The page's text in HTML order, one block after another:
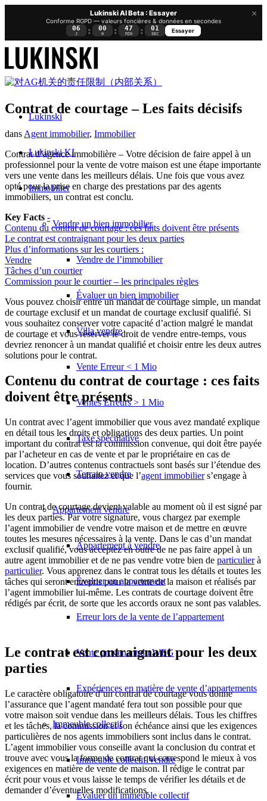
×
Lukinski AI Beta : Essayer
Conforme RGPD — valeurs foncières & données en secondes
06
J : 00
H : 47
MIN : 01
SEC
Essayer
Lukinski
Lukinski KI
Immobilier
Vendre un bien immobilier
Vendre de l’immobilier
Évaluer un bien immobilier
Villa vendre
Vente Erreur < 1 Mio
Ventes Erreurs > 1 Mio
Taxe spéculative
Terrain vendre
Appartementvendre
Appartement à vendre
Évaluer un appartement
Erreur lors de la vente de l’appartement
Vente provenant du WEG
Expériences en matière de vente d’appartements
Immeuble collectif
Immeuble collectif Vendre
Évaluer un immeuble collectif
Contrat de courtage – Les faits décisifs
dans Agent immobilier, Immobilier
Contrat d’agence immobilière – Votre décision de faire appel à un
professionnel pour la vente de votre maison est une étape importante
vers une vente dans les meilleurs délais. Une fois que vous avez
opté pour la prise en charge des prestations par des agents
immobiliers, un contrat est conclu.
Key Facts -
Contenu du contrat de courtage : ces faits doivent être présents
Le contrat est contraignant pour les deux parties
Plus d’informations sur les courtiers :
Vendre
Tâches d’un courtier
Commission pour le courtier – les principales règles
Vous pouvez choisir entre un mandat de courtage simple, un mandat
de courtage exclusif et un mandat de courtage exclusif qualifié. Si
vous souhaitez conserver votre capacité d’action malgré le mandat
de courtage et vous réserver le droit de vendre entre-temps, vous
devriez renoncer à un mandat qualifié et choisir entre les deux autres
solutions pour le contrat.
Contenu du contrat de courtage : ces faits
doivent être présents
Un contrat avec l’agent immobilier que vous avez mandaté explique
en détail tous les droits et obligations des deux parties. Un point
important du contrat est la commission convenue, qui doit être payée
par l’acheteur en cas de vente et par le propriétaire en cas de
location. D’autres contenus contractuels sont basés sur l’étendue des
services que vous souhaitez et que l’agent immobiliers’engage à
fournir.
Un contrat de courtage devient valable au moment où il est signé par
les deux parties. Par votre signature, vous chargez par exemple
l’agent immobilier de vendre votre maison et de mettre en œuvre
toutes les mesures nécessaires à la vente. Dans le cas d’un mandat
exclusif qualifié, vous acceptez en outre de ne pas faire appel à un
autre agent immobilier et de ne pas vendre votre bien de particulierà
particulier. Vous apprenez dans le contrat tous les détails et toutes les
tâches qui seront entrepris pour la vente de la maison et réalisés par
l’agent immobilier lui-même. Les contrats de courtage doivent être
rédigés par écrit, de sorte que les accords oraux ne sont pas valables.
Le contrat est contraignant pour les deux
parties
Le caractère obligatoire d’un contrat de courtage vous donne
l’assurance que l’agent mandaté fera tout son possible pour que
votre maison soit vendue dans les meilleurs délais. Tous les chiffres
et les tâches, la commission et son échéance ainsi que les exigences
particulières de nos agents immobiliers sont inclus dans le contrat.
L’agent immobilier vous conseille avant la conclusion du contrat et
trouve avec vous la forme de contrat qui correspond le mieux à vos
exigences en matière de vente de maison. Il rédige le contrat par
écrit pour vous et vous laisse le temps de vérifier les détails et de
demander d’éventuelles modifications.